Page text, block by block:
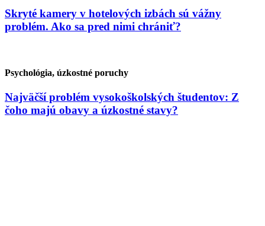
Skryté kamery v hotelových izbách sú vážny
problém. Ako sa pred nimi chrániť?
Psychológia, úzkostné poruchy
Najväčší problém vysokoškolských študentov: Z
čoho majú obavy a úzkostné stavy?